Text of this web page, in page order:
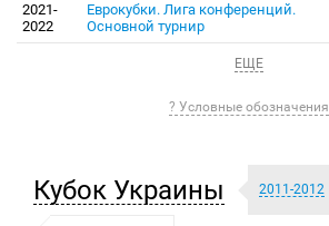
2021-
2022
Еврокубки. Лига конференций.
Основной турнир
ЕЩЕ
? Условные обозначения
Кубок Украины 2011-2012